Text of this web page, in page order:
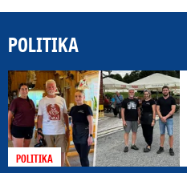
POLITIKA
POLITIKA